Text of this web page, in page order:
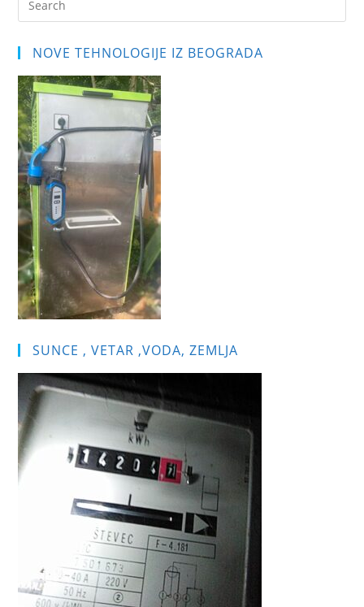
NOVE TEHNOLOGIJE IZ BEOGRADA
SUNCE , VETAR ,VODA, ZEMLJA